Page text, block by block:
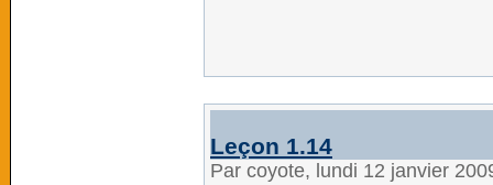
Leçon 1.14
Par coyote, lundi 12 janvier